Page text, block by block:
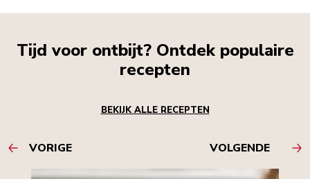
Tijd voor ontbijt? Ontdek populaire
recepten
BEKIJK ALLE RECEPTEN
VORIGE VOLGENDE